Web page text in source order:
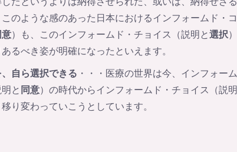
のような感のあった日本におけるインフォームド・コ
意）も、このインフォームド・チョイス（説明と選択）
るべき姿が明確になったといえます。
自ら選択できる ・・・医療の世界は今、インフォーム
と 同意）の時代からインフォームド・チョイス（説明
り変わっていこうとしています。